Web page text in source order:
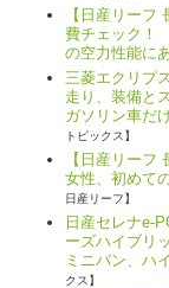
【日産リーフ
費チェック！
の空力性能に
三菱エクリプ
走り、装備と
ガソリン車だ
トピックス】
【日産リーフ
女性、初めて
日産リーフ】
日産セレナe-
ーズハイブリ
ミニバン、ハ
クス】